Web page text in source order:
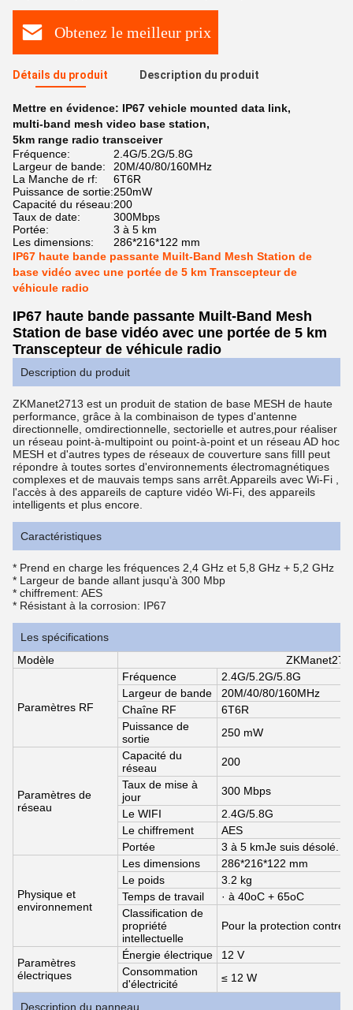
Obtenez le meilleur prix
Détails du produit Description du produit
Mettre en évidence: IP67 vehicle mounted data link,
multi-band mesh video base station,
5km range radio transceiver
Fréquence:
2.4G/5.2G/5.8G
Largeur de bande:
20M/40/80/160MHz
La Manche de rf:
6T6R
Puissance de sortie:250mW
Capacité du réseau:200
Taux de date:
300Mbps
Portée:
3 à 5 km
Les dimensions:
286*216*122 mm
IP67 haute bande passante Muilt-Band Mesh Station de
base vidéo avec une portée de 5 km Transcepteur de
véhicule radio
IP67 haute bande passante Muilt-Band Mesh
Station de base vidéo avec une portée de 5 km
Transcepteur de véhicule radio
Description du produit
ZKManet2713 est un produit de station de base MESH de haute
performance, grâce à la combinaison de types d'antenne
directionnelle, omdirectionnelle, sectorielle et autres,pour réaliser
un réseau point-à-multipoint ou point-à-point et un réseau AD hoc
MESH et d'autres types de réseaux de couverture sans filIl peut
répondre à toutes sortes d'environnements électromagnétiques
complexes et de mauvais temps sans arrêt.Appareils avec Wi-Fi ,
l'accès à des appareils de capture vidéo Wi-Fi, des appareils
intelligents et plus encore.
Caractéristiques
* Prend en charge les fréquences 2,4 GHz et 5,8 GHz + 5,2 GHz
* Largeur de bande allant jusqu'à 300 Mbp
* chiffrement: AES
* Résistant à la corrosion: IP67
Les spécifications
Modèle
Paramètres RF
Fréquence
2.4G/5.2G/5.8G
Largeur de bande
20M/40/80/160MHz
Chaîne RF
6T6R
Puissance de
sortie
250 mW
Paramètres de
réseau
Capacité du
réseau
200
Taux de mise à
jour
300 Mbps
Le WIFI
2.4G/5.8G
Le chiffrement
AES
Portée
3 à 5 kmJe suis désolé.
Physique et
environnement
Les dimensions
286*216*122 mm
Le poids
3.2 kg
Temps de travail
· à 40oC + 65oC
Classification de
propriété
intellectuelle
Pour la protection contre
Paramètres
électriques
Énergie électrique
12 V
Consommation
d'électricité
≤ 12 W
Description du panneau